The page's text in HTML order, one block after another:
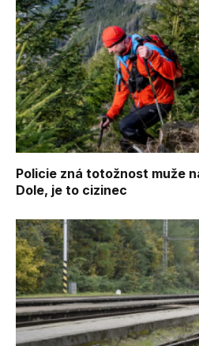
Policie zná totožnost muže
Dole, je to cizinec